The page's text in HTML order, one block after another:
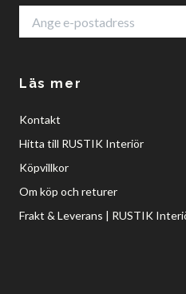
Läs mer
Kontakt
Hitta till RUSTIK Interiör
Köpvillkor
Om köp och returer
Frakt & Leverans | RUSTIK